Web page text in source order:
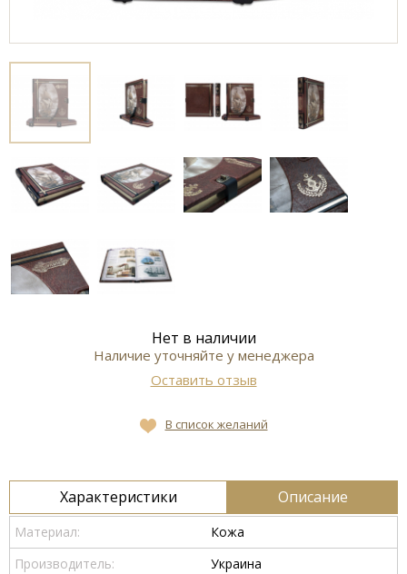
Нет в наличии
Наличие уточняйте у менеджера
Оставить отзыв
В список желаний
Характеристики Описание
Материал:
Кожа
Производитель:
Украина